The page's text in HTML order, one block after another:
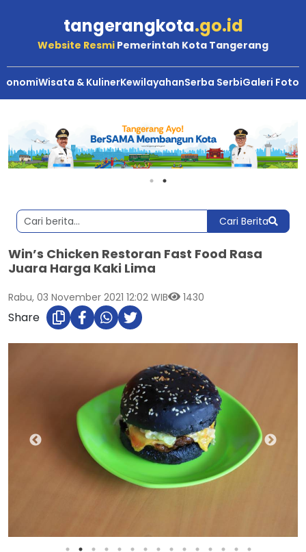
tangerangkota.go.id
Website Resmi Pemerintah Kota Tangerang
Wisata & KulinerKewilayahanSerba SerbiGaleri Foto
Cari Berita
Win’s Chicken Restoran Fast Food Rasa
Juara Harga Kaki Lima
Rabu, 03 November 2021 12:02 WIB 1430
Share